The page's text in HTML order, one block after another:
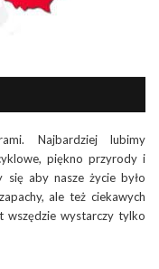
Najbardziej lubimy
piękno przyrody i
się aby nasze życie było
ale też ciekawych
wszędzie wystarczy tylko